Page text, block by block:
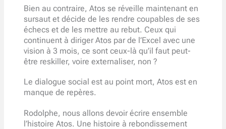
Bien au contraire, Atos se réveille maintenant en
sursaut et décide de les rendre coupables de ses
échecs et de les mettre au rebut. Ceux qui
continuent à diriger Atos par de l’Excel avec une
vision à 3 mois, ce sont ceux-là qu’il faut peut-
être reskiller, voire externaliser, non ?
Le dialogue social est au point mort, Atos est en
manque de repères.
Rodolphe, nous allons devoir écrire ensemble
l’histoire Atos. Une histoire à rebondissement